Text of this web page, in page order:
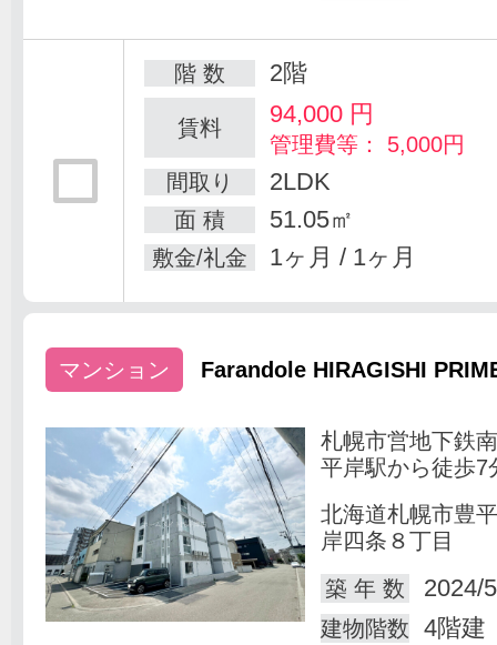
階 数 2階
賃料 94,000円
管理費等： 5,000円
間取り
2LDK
面 積 51.05㎡
敷金/礼金 1ヶ月 / 1ヶ月
マンション Farandole HIRAGISHI
札幌市営地下鉄
平岸駅から徒歩7
北海道札幌市豊
岸四条８丁目
築 年 数
2024/
建物階数 4階建